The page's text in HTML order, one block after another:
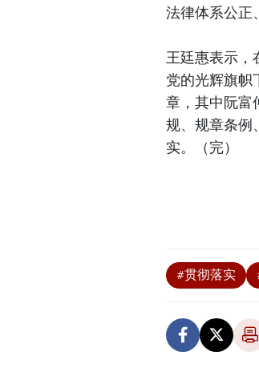
法律体系公正
王廷惠表示，
党的光辉旗帜
章，其中阮富
规、规章条例
实。（完）
#贯彻落实